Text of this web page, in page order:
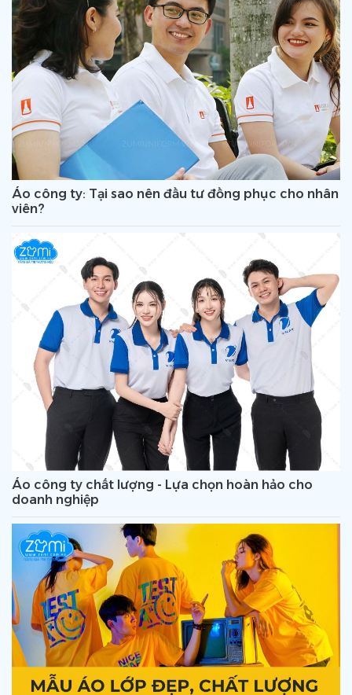
Áo công ty: Tại sao nên đầu tư đồng phục cho nhân
viên?
Áo công ty chất lượng - Lựa chọn hoàn hảo cho
doanh nghiệp